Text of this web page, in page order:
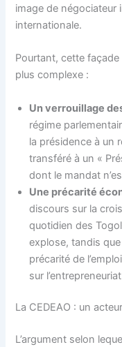
image de négociateur
internationale.
Pourtant, cette
plus complexe :
Un verrouillage
régime
la présidence à un
transféré à un «
dont le mandat
Une précarité
discours sur la
quotidien des
explose, tandis
précarité de
sur
La CEDEAO : un
L’argument selon